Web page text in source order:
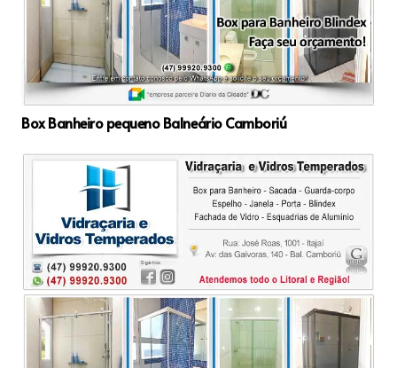
Box Banheiro pequeno Balneário Camboriú